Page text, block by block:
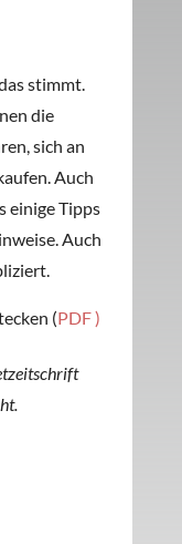
stimmt.
die
sich an
Auch
einige Tipps
Auch
(PDF )